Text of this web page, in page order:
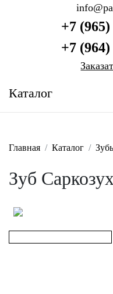
+7
+7
Каталог
Главная Каталог
Зуб